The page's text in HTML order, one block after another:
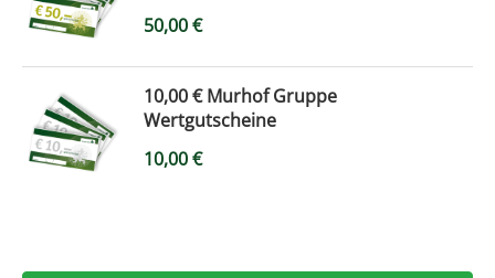
50,00€
10,00 € Murhof Gruppe
Wertgutscheine
10,00€